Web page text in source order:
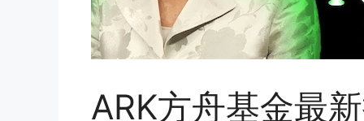
ARK方舟基金最